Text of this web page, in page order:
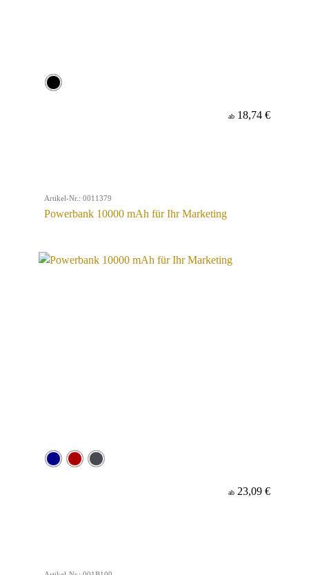
ab 18,74 €
Artikel-Nr.: 0011379
Powerbank 10000 mAh für Ihr Marketing
ab 23,09 €